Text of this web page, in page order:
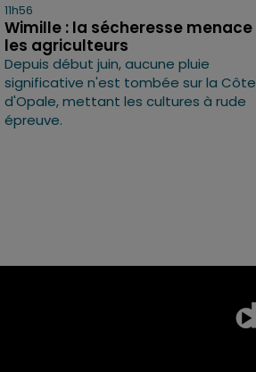
11h56
Wimille : la sécheresse menace
les agriculteurs
Depuis début juin, aucune pluie
significative n'est tombée sur la Côte
d'Opale, mettant les cultures à rude
épreuve.